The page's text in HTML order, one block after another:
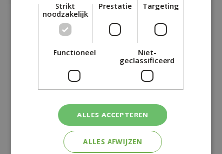
Kunststof
Strikt
noodzakelijk
Prestatie Targeting
Functioneel
Niet-
geclassificeerd
ALLES ACCEPTEREN
ALLES AFWIJZEN